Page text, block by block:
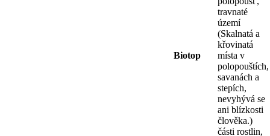
Biotop
travnaté
území
(Skalnatá a
křovinatá
místa v
polopouštích,
savanách a
stepích,
nevyhývá se
ani blízkosti
člověka.)
části rostlin,